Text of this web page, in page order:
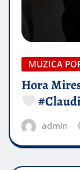
MUZICA
Hora
admin